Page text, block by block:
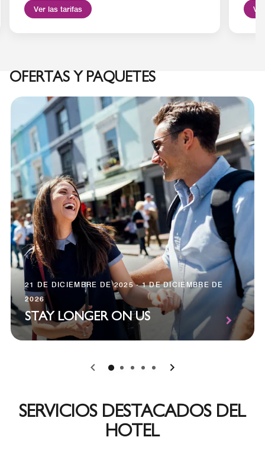
Ver las tarifas
OFERTAS Y PAQUETES
21 DE DICIEMBRE DE 2025 - 1 DE DICIEMBRE DE
2026
STAY LONGER ON US
0 1 2 3 4
SERVICIOS DESTACADOS DEL
HOTEL